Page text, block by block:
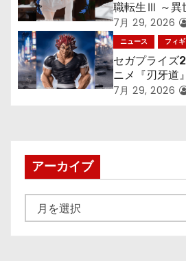
職転生Ⅲ ～異
す～』から「
アが登場！
7月 29, 2026
ニュース フィ
セガプライズ
ニメ『刃牙道
が登場ッッ!!
7月 29, 2026
アーカイブ
ー